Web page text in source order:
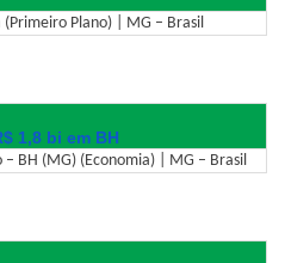
Plano) | MG – Brasil
1,8 bi em BH
BH (MG) (Economia) | MG – Brasil